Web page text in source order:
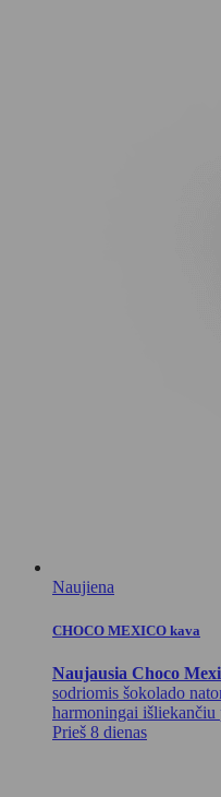
Naujiena
CHOCO MEXICO kava
Naujausia Choco
sodriomis šokolado
harmoningai išliekančiu
Prieš 8 dienas